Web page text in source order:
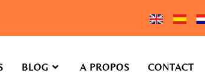
BLOG A PROPOS CONTACT